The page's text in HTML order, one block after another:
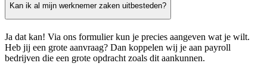
Kan ik al mijn werknemer zaken uitbesteden?
Ja dat kan! Via ons formulier kun je precies aangeven wat je wilt.
Heb jij een grote aanvraag? Dan koppelen wij je aan payroll
bedrijven die een grote opdracht zoals dit aankunnen.